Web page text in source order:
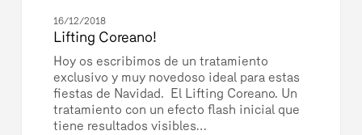
16/12/2018
Lifting Coreano!
Hoy os escribimos de un tratamiento
exclusivo y muy novedoso ideal para estas
fiestas de Navidad. El Lifting Coreano. Un
tratamiento con un efecto flash inicial que
tiene resultados visibles…